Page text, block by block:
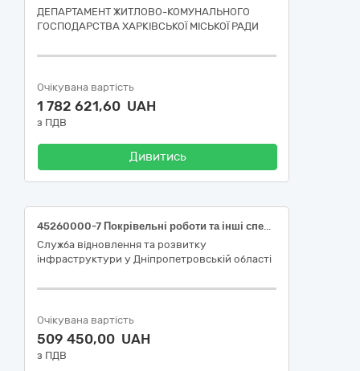
ДЕПАРТАМЕНТ ЖИТЛОВО-КОМУНАЛЬНОГО
ГОСПОДАРСТВА ХАРКІВСЬКОЇ МІСЬКОЇ РАДИ
Очікувана вартість
1 782 621,60 UAH
з ПДВ
Дивитись
45260000-7 Покрівельні роботи та інші спеціалізовані будівельні роботи(Поточний ремонт покрівлі адміністративної будівлі за адресою: м.Дніпро, вул.Паторжинського,17)
Служба відновлення та розвитку
інфраструктури у Дніпропетровській області
Очікувана вартість
509 450,00 UAH
з ПДВ